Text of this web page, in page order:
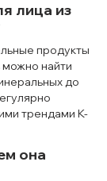
лица из
продукты
найти
до
трендами K-
она